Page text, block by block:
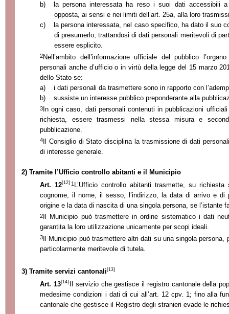
b)
la persona interessata ha reso i suoi dati accessibili
opposta, ai sensi e nei limiti dell’art. 25a, alla loro
c)
la persona interessata, nel caso specifico, ha dato il suo
di presumerlo; trattandosi di dati personali meritevoli di
essere esplicito.
2Nell’ambito dell’informazione ufficiale del pubblico
personali anche d’ufficio o in virtù della legge del 15 marzo
dello Stato se:
a)
i dati personali da trasmettere sono in rapporto con l ’
b)
sussiste un interesse pubblico preponderante alla
3 In ogni caso, dati personali contenuti in pubblicazioni
richiesta, essere trasmessi nella stessa misura e
pubblicazione.
4
Il Consiglio di Stato disciplina la trasmissione di dati
di interesse generale.
2) Tramite l’Ufficio controllo abitanti e il Municipio
Art. 12[12] 1L’Ufficio controllo abitanti trasmette, su
cognome, il nome, il sesso, l’indirizzo, la data di arrivo e di
origine e la data di nascita di una singola persona, se l’istante
2
Il Municipio può trasmettere in ordine sistematico i dati
garantita la loro utilizzazione unicamente per scopi ideali.
3
Il Municipio può trasmettere altri dati su una singola persona,
particolarmente meritevole di tutela.
3) Tramite servizi cantonali[13]
Art. 13[14] Il servizio che gestisce il registro cantonale della
medesime condizioni i dati di cui all’art. 12 cpv. 1; fino alla
cantonale che gestisce il Registro degli stranieri evade le